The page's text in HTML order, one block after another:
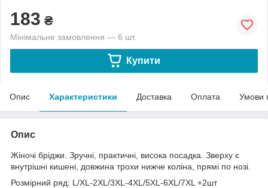
183 ₴
Мінімальне замовлення — 6 шт.
Купити
Опис Характеристики Доставка Оплата Умови
Опис
Жіночі бріджи. Зручні, практичні, висока посадка. Зверху є
внутрішні кишені, довжина трохи нижче коліна, прямі по нозі.
Розмірний ряд: L/XL-2XL/3XL-4XL/5XL-6XL/7XL +2шт